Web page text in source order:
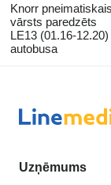
Knorr pneimatiskais
vārsts paredzēts
LE13 (01.16-12.20)
autobusa
Uzņēmums